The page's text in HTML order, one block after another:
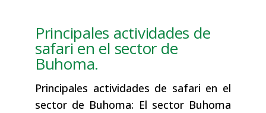
Principales actividades de
safari en el sector de
Buhoma.
Principales actividades de safari en el
sector de Buhoma: El sector Buhoma